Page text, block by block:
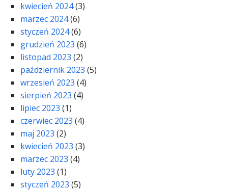
kwiecień 2024(3)
marzec 2024(6)
styczeń 2024(6)
grudzień 2023 (6)
listopad 2023 (2)
październik 2023 (5)
wrzesień 2023 (4)
sierpień 2023 (4)
lipiec 2023 (1)
czerwiec 2023 (4)
maj 2023 (2)
kwiecień 2023 (3)
marzec 2023 (4)
luty 2023 (1)
styczeń 2023 (5)